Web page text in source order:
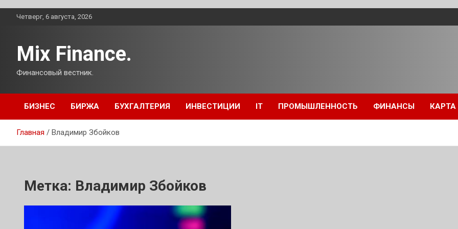
ПерейтиЧетверг, 6 августа, 2026
Mix Finance.
Финансовый вестник.
БИЗНЕС БИРЖА БУХГАЛТЕРИЯ ИНВЕСТИЦИИ IT ПРОМЫШЛЕННОСТЬ ФИНАНСЫ
Главная Владимир Збойков
Метка: Владимир Збойков